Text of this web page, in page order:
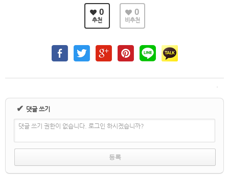
0
추천
0
비추천
✔ 댓글 쓰기
댓글 쓰기 권한이 없습니다. 로그인 하시겠습니까?